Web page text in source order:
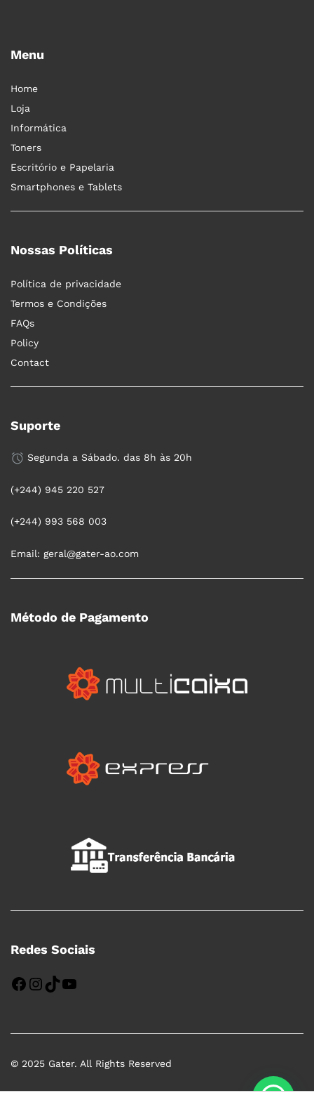
Menu
Home
Loja
Informática
Toners
Escritório e Papelaria
Smartphones e Tablets
Nossas Políticas
Política de privacidade
Termos e Condições
FAQs
Policy
Contact
Suporte
Segunda a Sábado. das 8h às 20h
(+244) 945 220 527
(+244) 993 568 003
Email: geral@gater-ao.com
Método de Pagamento
Redes Sociais
Facebook
Instagram
TikTok
© 2025 Gater. All Rights Reserved